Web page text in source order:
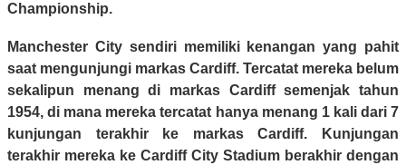
Championship.
Manchester City sendiri memiliki kenangan yang pahit
saat mengunjungi markas Cardiff. Tercatat mereka belum
sekalipun menang di markas Cardiff semenjak tahun
1954, di mana mereka tercatat hanya menang 1 kali dari 7
kunjungan terakhir ke markas Cardiff. Kunjungan
terakhir mereka ke Cardiff City Stadium berakhir dengan